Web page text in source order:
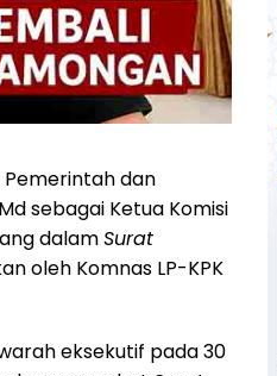
Pemerintah dan
sebagai Ketua Komisi
dalamSurat
oleh Komnas LP-KPK
eksekutif pada 30